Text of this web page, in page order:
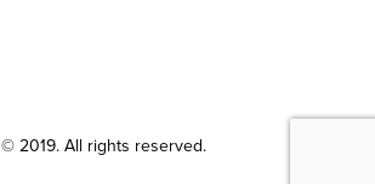
© 2019. All rights reserved.